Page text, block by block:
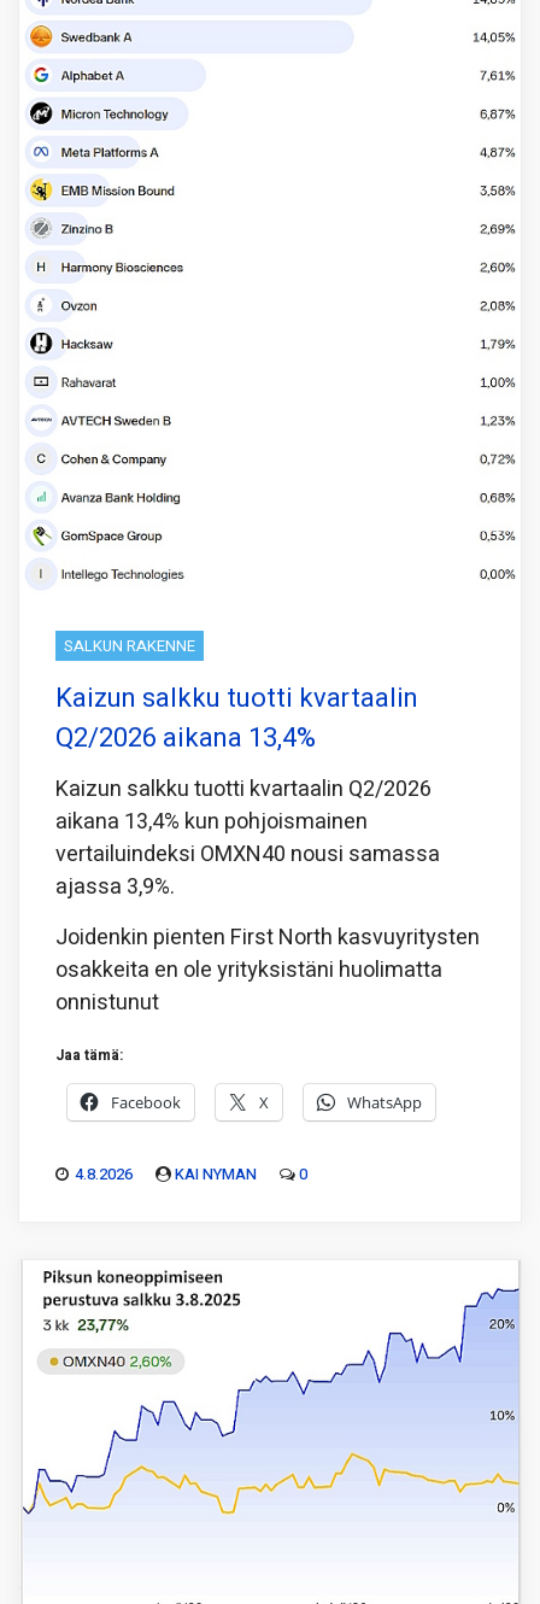
SALKUN RAKENNE
Kaizun salkku tuotti kvartaalin
Q2/2026 aikana 13,4%
Kaizun salkku tuotti kvartaalin Q2/2026
aikana 13,4% kun pohjoismainen
vertailuindeksi OMXN40 nousi samassa
ajassa 3,9%.
Joidenkin pienten First North kasvuyritysten
osakkeita en ole yrityksistäni huolimatta
onnistunut
Jaa tämä:
Facebook X WhatsApp
4.8.2026 KAI NYMAN 0